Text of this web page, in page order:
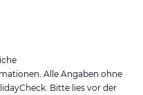
Alle Angaben ohne
Bitte lies vor der